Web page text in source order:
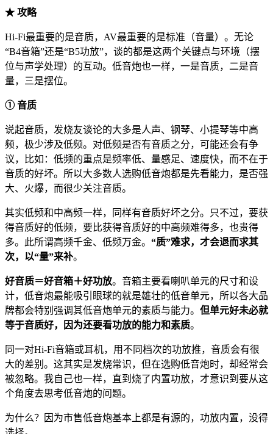
★ 攻略
Hi-Fi最重要的是音质，AV最重要的是标准（音量）。无论
“B4音箱”还是“B5功放”，谈的都是这两个关键点与环境（摆
位与声学处理）的互动。低音炮也一样，一是音质，二是音
量，三是摆位。
① 音质
说起音质，发烧友谈论的大多是人声、钢琴、小提琴等中高
频，极少涉及低频。对低频是否有音质之分，可能还会有争
议，比如：低频的重点是频率低、量感足、速度快，而不在于
音质的好坏。所以大多数人选购低音炮都是先看能力，是否强
大、火爆，而很少关注音质。
其实低频和中高频一样，同样有音质好坏之分。只不过，要获
得音质好的低频，要比获得音质好的中高频难得多，也贵得
多。此所谓高频千金、低频万金。 “质”难求，才会退而求其
次，以“量”来补。
好音质＝好音箱＋好功放。音箱主要看喇叭单元的尺寸和设
计，低音炮最能吸引眼球的就是雄壮的低音单元，所以各大品
牌都会特别强调其低音炮单元的素质与能力。 但单元好未必就
等于音质好，因为还要看功放的能力和素质。
同一对Hi-Fi音箱或耳机，用不同档次的功放推，音质会有很
大的差别。这其实是发烧常识，但在选购低音炮时，却经常会
被忽略。我自己也一样，直到烧了内置功放，才意识到要从这
个角度去思考低音炮的问题。
为什么？因为市售低音炮基本上都是有源的，功放内置，没得